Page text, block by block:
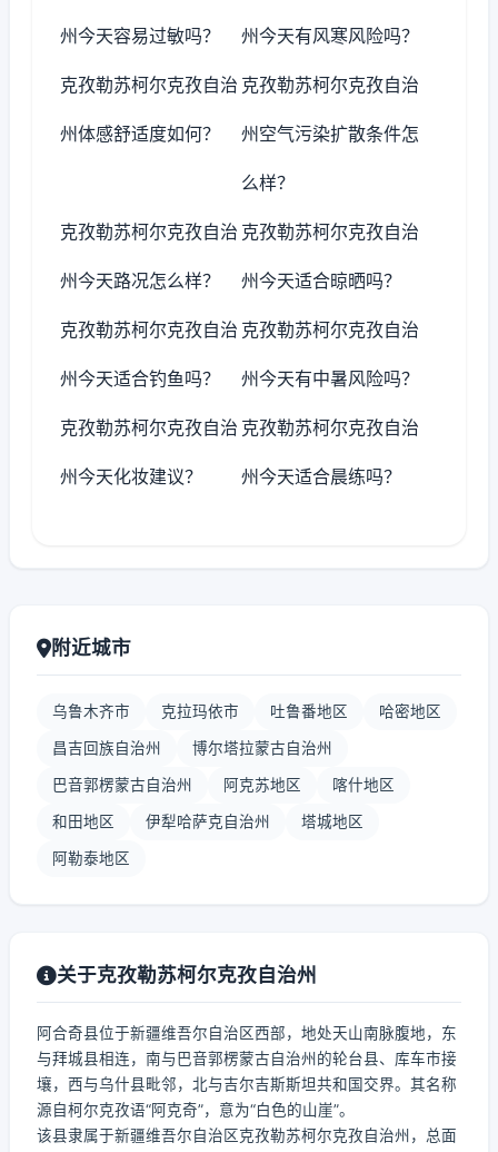
州今天容易过敏吗？ 州今天有风寒风险吗？
克孜勒苏柯尔克孜自治
州体感舒适度如何？
克孜勒苏柯尔克孜自治
州空气污染扩散条件怎
么样？
克孜勒苏柯尔克孜自治
州今天路况怎么样？
克孜勒苏柯尔克孜自治
州今天适合晾晒吗？
克孜勒苏柯尔克孜自治
州今天适合钓鱼吗？
克孜勒苏柯尔克孜自治
州今天有中暑风险吗？
克孜勒苏柯尔克孜自治
州今天化妆建议？
克孜勒苏柯尔克孜自治
州今天适合晨练吗？
附近城市
乌鲁木齐市 克拉玛依市 吐鲁番地区 哈密地区
昌吉回族自治州 博尔塔拉蒙古自治州
巴音郭楞蒙古自治州 阿克苏地区 喀什地区
和田地区 伊犁哈萨克自治州 塔城地区
阿勒泰地区
关于克孜勒苏柯尔克孜自治州
阿合奇县位于新疆维吾尔自治区西部，地处天山南脉腹地，东
与拜城县相连，南与巴音郭楞蒙古自治州的轮台县、库车市接
壤，西与乌什县毗邻，北与吉尔吉斯斯坦共和国交界。其名称
源自柯尔克孜语“阿克奇”，意为“白色的山崖”。
该县隶属于新疆维吾尔自治区克孜勒苏柯尔克孜自治州，总面